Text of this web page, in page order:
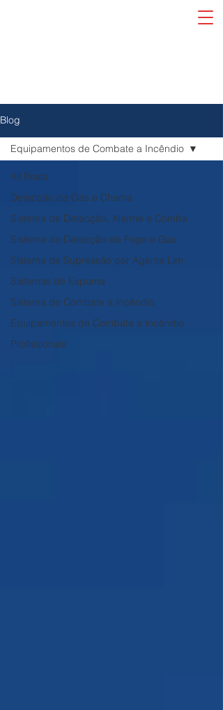
Blog
All Posts
Detecção de Gás e Chama
Sistema de Detecção, Alarme e Comba
Sistema de Detecção de Fogo e Gás
Sistema de Supressão por Agente Lim
Sistemas de Espuma
Sistema de Combate a Incêndio
Equipamentos de Combate a Incêndio
Profissionais
Equipamentos de Combate a Incêndio